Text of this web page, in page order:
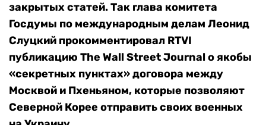
закрытых статей. Так глава комитета
Госдумы по международным делам Леонид
Слуцкий прокомментировал RTVI
публикацию The Wall Street Journal о якобы
«секретных пунктах» договора между
Москвой и Пхеньяном, которые позволяют
Северной Корее отправить своих военных